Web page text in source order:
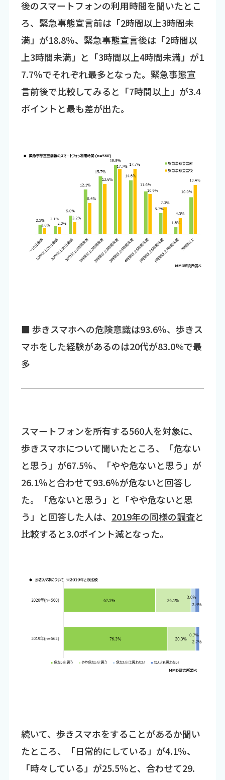
後のスマートフォンの利用時間を聞いたとこ
ろ、緊急事態宣言前は「2時間以上3時間未
満」が18.8％、緊急事態宣言後は「2時間以
上3時間未満」と「3時間以上4時間未満」が1
7.7％でそれぞれ最多となった。緊急事態宣
言前後で比較してみると「7時間以上」が3.4
ポイントと最も差が出た。
■ 歩きスマホへの危険意識は93.6％、歩きス
マホをした経験があるのは20代が83.0%で最
多
スマートフォンを所有する560人を対象に、
歩きスマホについて聞いたところ、「危ない
と思う」が67.5％、「やや危ないと思う」が
26.1％と合わせて93.6％が危ないと回答し
た。「危ないと思う」と「やや危ないと思
う」と回答した人は、 2019年の同様の調査と
比較すると3.0ポイント減となった。
続いて、歩きスマホをすることがあるか聞い
たところ、「日常的にしている」が4.1％、
「時々している」が25.5％と、合わせて29.